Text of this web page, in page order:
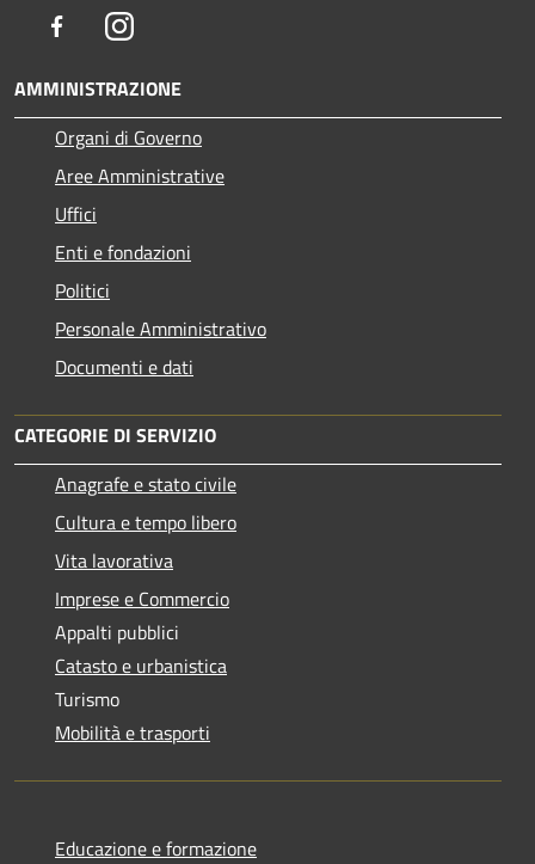
FacebookInstagram
AMMINISTRAZIONE
Organi di Governo
Aree Amministrative
Uffici
Enti e fondazioni
Politici
Personale Amministrativo
Documenti e dati
CATEGORIE DI SERVIZIO
Anagrafe e stato civile
Cultura e tempo libero
Vita lavorativa
Imprese e Commercio
Appalti pubblici
Catasto e urbanistica
Turismo
Mobilità e trasporti
Educazione e formazione